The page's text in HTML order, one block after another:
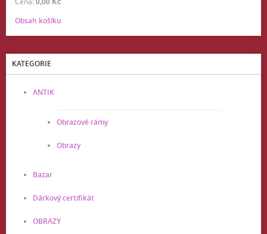
0,00 Kč
Obsah košíku
KATEGORIE
ANTIK
Obrazové rámy
Obrazy
Bazar
Dárkový certifikát
OBRAZY